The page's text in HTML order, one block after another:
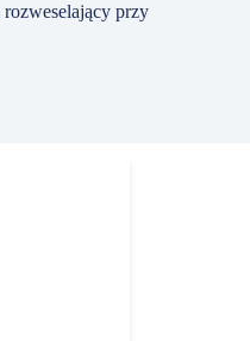
przy